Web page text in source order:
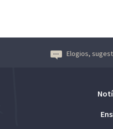
Elogios,